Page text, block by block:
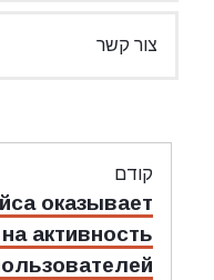
צור קשר
ניווט
קודם
מאמר
קודם:
оказывает
активность